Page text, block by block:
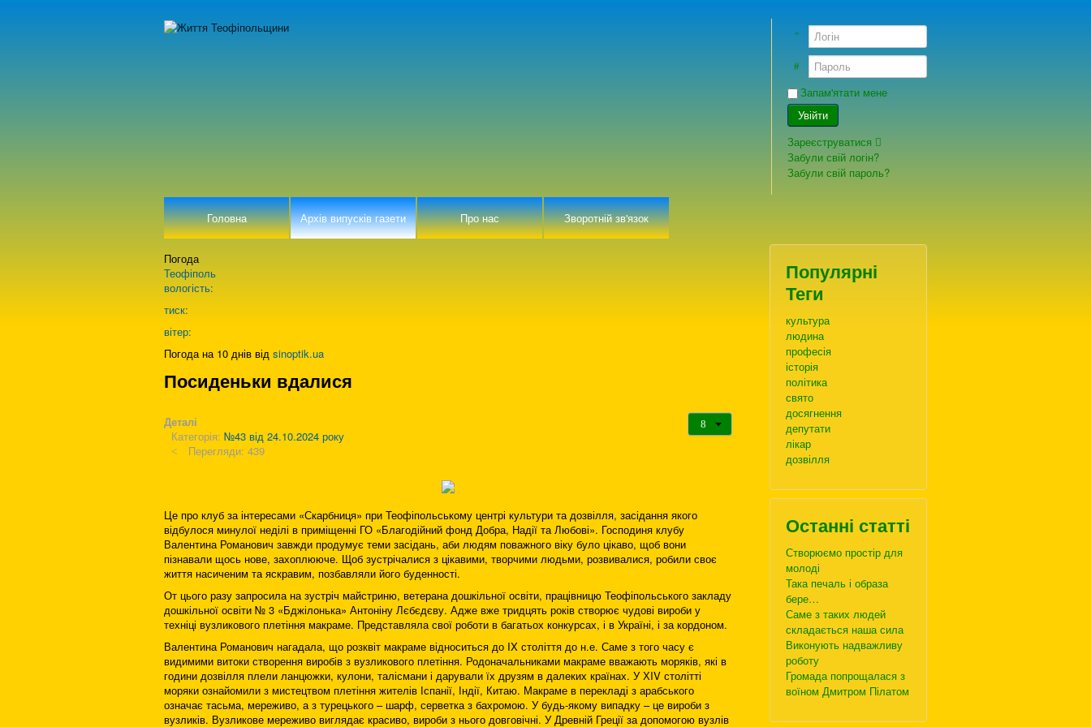
Логін
Пароль
Запам'ятати мене
Увійти
Зареєструватися
Забули свій логін?
Забули свій пароль?
Головна Архів випусків газети Про нас Зворотній зв'язок
Погода
Теофіполь
вологість:
тиск:
вітер:
Погода на 10 днів від sinoptik.ua
Посиденьки вдалися
Деталі
Категорія: №43 від 24.10.2024 року
Перегляди: 439
Це про клуб за інтересами «Скарбниця» при Теофіпольському центрі культури та дозвілля, засідання якого
відбулося минулої неділі в приміщенні ГО «Благодійний фонд Добра, Надії та Любові». Господиня клубу
Валентина Романович завжди продумує теми засідань, аби людям поважного віку було цікаво, щоб вони
пізнавали щось нове, захоплююче. Щоб зустрічалися з цікавими, творчими людьми, розвивалися, робили своє
життя насиченим та яскравим, позбавляли його буденності.
От цього разу запросила на зустріч майстриню, ветерана дошкільної освіти, працівницю Теофіпольського закладу
дошкільної освіти № 3 «Бджілонька» Антоніну Лєбєдєву. Адже вже тридцять років створює чудові вироби у
техніці вузликового плетіння макраме. Представляла свої роботи в багатьох конкурсах, і в Україні, і за кордоном.
Валентина Романович нагадала, що розквіт макраме відноситься до IX століття до н.е. Саме з того часу є
видимими витоки створення виробів з вузликового плетіння. Родоначальниками макраме вважають моряків, які в
години дозвілля плели ланцюжки, кулони, талісмани і дарували їх друзям в далеких країнах. У ХIV столітті
моряки ознайомили з мистецтвом плетіння жителів Іспанії, Індії, Китаю. Макраме в перекладі з арабського
означає тасьма, мереживо, а з турецького – шарф, серветка з бахромою. У будь-якому випадку – це вироби з
вузликів. Вузликове мереживо виглядає красиво, вироби з нього довговічні. У Древній Греції за допомогою вузлів
Популярні
Теги
культура
людина
професія
історія
політика
свято
досягнення
депутати
лікар
дозвілля
Останні статті
Створюємо простір для
молоді
Така печаль і образа
бере…
Саме з таких людей
складається наша сила
Виконують надважливу
роботу
Громада попрощалася з
воїном Дмитром Пілатом